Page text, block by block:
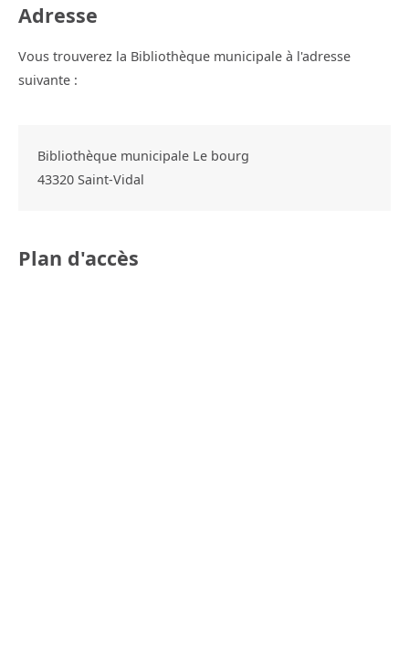
Adresse
Vous trouverez la Bibliothèque municipale à l'adresse
suivante :
Bibliothèque municipale Le bourg
43320 Saint-Vidal
Plan d'accès